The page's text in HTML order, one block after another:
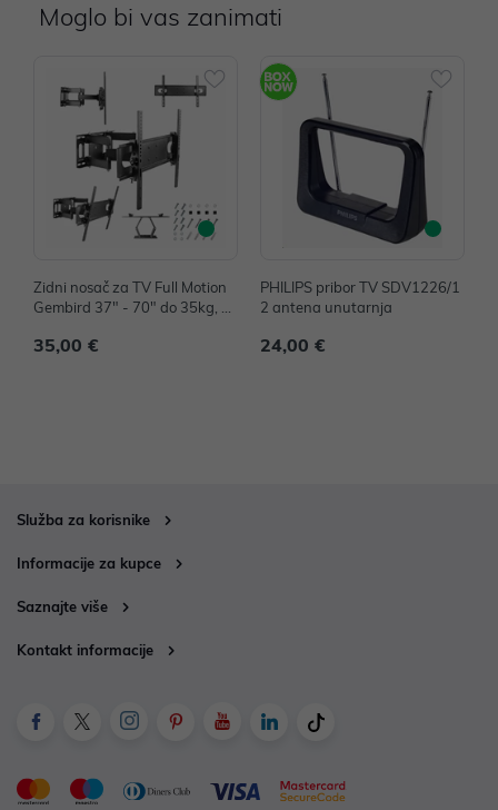
Moglo bi vas zanimati
Zidni nosač za TV Full Motion
Gembird 37" - 70" do 35kg, W
35,00 €
PHILIPS pribor TV SDV1226/1
2 antena unutarnja
24,00 €
Služba za korisnike
Informacije za kupce
Saznajte više
Kontakt informacije